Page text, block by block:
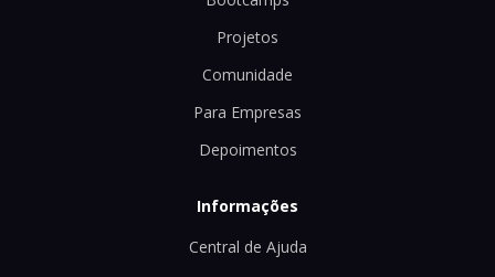
Projetos
Comunidade
Para Empresas
Depoimentos
Informações
Central de Ajuda